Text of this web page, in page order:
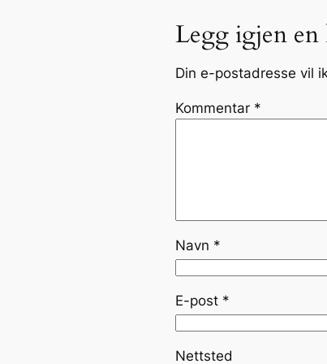
Legg igjen
Din e-postadresse vil
Kommentar *
Navn *
E-post *
Nettsted